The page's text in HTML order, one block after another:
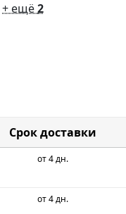
+ ещё2
Срок доставки
от 4 дн.
от 4 дн.